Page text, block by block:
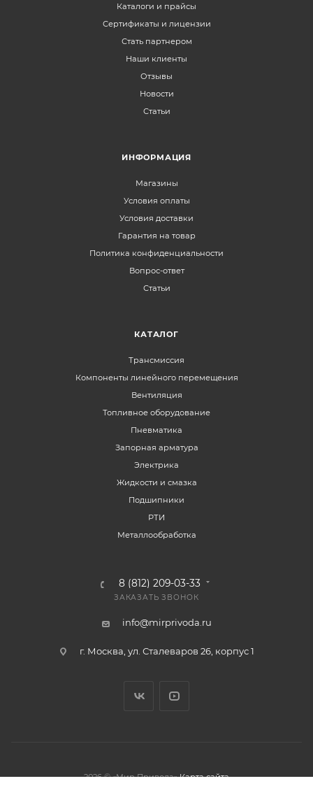
Каталоги и прайсы
Сертификаты и лицензии
Стать партнером
Наши клиенты
Отзывы
Новости
Статьи
ИНФОРМАЦИЯ
Магазины
Условия оплаты
Условия доставки
Гарантия на товар
Политика конфиденциальности
Вопрос-ответ
Статьи
КАТАЛОГ
Трансмиссия
Компоненты линейного перемещения
Вентиляция
Топливное оборудование
Пневматика
Запорная арматура
Электрика
Жидкости и смазка
Подшипники
РТИ
Металлообработка
8 (812) 209-03-33
ЗАКАЗАТЬ ЗВОНОК
info@mirprivoda.ru
г. Москва, ул. Сталеваров 26, корпус 1
2026 © «Мир Привода» Карта сайта